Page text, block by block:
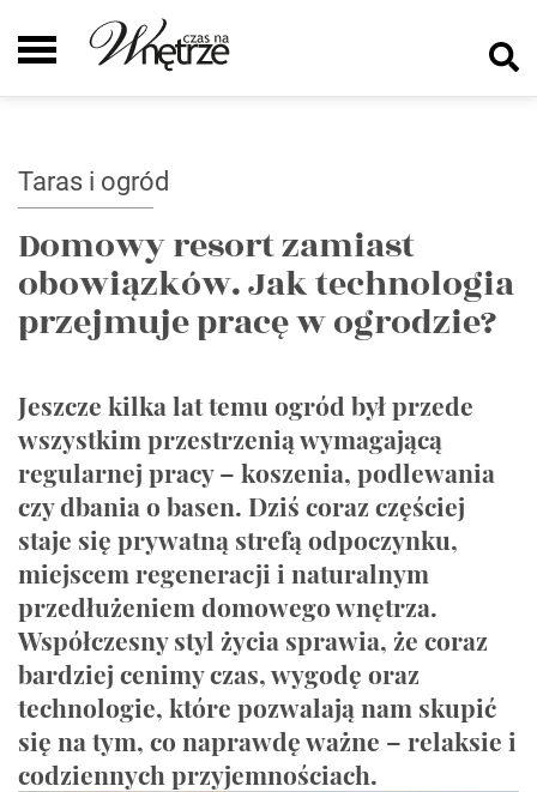
Taras i ogród
Domowy resort zamiast
obowiązków. Jak technologia
przejmuje pracę w ogrodzie?
Jeszcze kilka lat temu ogród był przede
wszystkim przestrzenią wymagającą
regularnej pracy – koszenia, podlewania
czy dbania o basen. Dziś coraz częściej
staje się prywatną strefą odpoczynku,
miejscem regeneracji i naturalnym
przedłużeniem domowego wnętrza.
Współczesny styl życia sprawia, że coraz
bardziej cenimy czas, wygodę oraz
technologie, które pozwalają nam skupić
się na tym, co naprawdę ważne – relaksie i
codziennych przyjemnościach.